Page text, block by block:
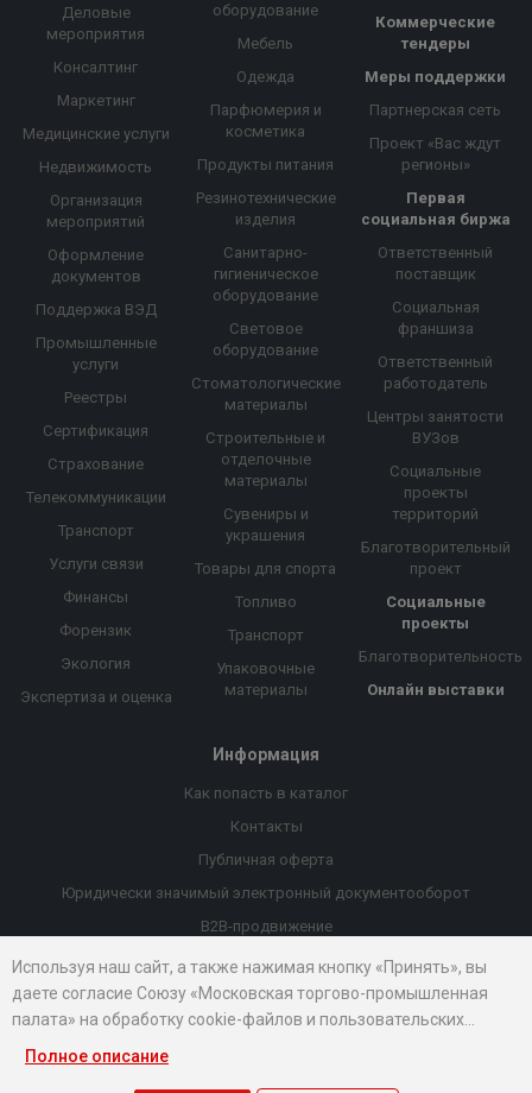
Деловые
мероприятия
Консалтинг
Маркетинг
Медицинские услуги
Недвижимость
Организация
мероприятий
Оформление
документов
Поддержка ВЭД
Промышленные
услуги
Реестры
Сертификация
Страхование
Телекоммуникации
Транспорт
Услуги связи
Финансы
Форензик
Экология
Экспертиза и оценка
оборудование
Мебель
Одежда
Парфюмерия и
косметика
Продукты питания
Резинотехнические
изделия
Санитарно-
гигиеническое
оборудование
Световое
оборудование
Стоматологические
материалы
Строительные и
отделочные
материалы
Сувениры и
украшения
Товары для спорта
Топливо
Транспорт
Упаковочные
материалы
Коммерческие
тендеры
Меры поддержки
Партнерская сеть
Проект «Вас ждут
регионы»
Первая
социальная биржа
Ответственный
поставщик
Социальная
франшиза
Ответственный
работодатель
Центры занятости
ВУЗов
Социальные
проекты
территорий
Благотворительный
проект
Социальные
проекты
Благотворительность
Онлайн выставки
Информация
Как попасть в каталог
Контакты
Публичная оферта
Юридически значимый электронный документооборот
B2B-продвижение
Порекомендовать компанию
Онлайн выставки
Рейтинг компаний
Используя наш сайт, а также нажимая кнопку «Принять», вы
даете согласие Союзу «Московская торгово-промышленная
палата» на обработку cookie-файлов и пользовательских
данных...
Полное описание